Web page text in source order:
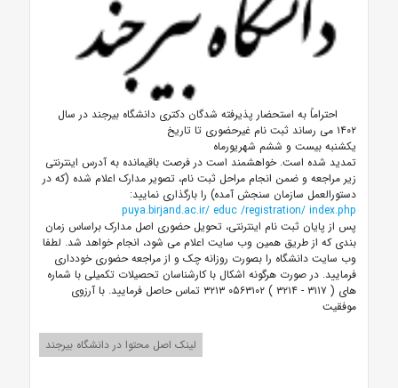
احتراماً به استحضار پذیرفته شدگان دکتری دانشگاه بیرجند در سال
۱۴۰۲ می رساند ثبت نام غیرحضوری تا تاریخ
یکشنبه بیست و ششم شهریورماه
تمدید شده است. خواهشمند است در فرصت باقیمانده به آدرس اینترنتی
زیر مراجعه و ضمن انجام مراحل ثبت نام، تصویر مدارک اعلام شده (که در
دستورالعمل سازمان سنجش آمده) را بارگذاری نمایید:
puya.birjand.ac.ir/educ/registration/index.php
پس از پایان ثبت نام اینترنتی، تحویل حضوری اصل مدارک براساس زمان
بندی که از طریق همین وب سایت اعلام می شود، انجام خواهد شد. لطفا
وب سایت دانشگاه را بصورت روزانه چک و از مراجعه حضوری خودداری
فرمایید. در صورت هرگونه اشکال با کارشناسان تحصیلات تکمیلی با شماره
های ( ۳۱۱۷ - ۳۲۱۴ ) ۰۵۶۳۱۰۲ ۳۲۱۳ تماس حاصل فرمایید. با آرزوی
موفقیت
لینک اصل محتوا در دانشگاه بیرجند